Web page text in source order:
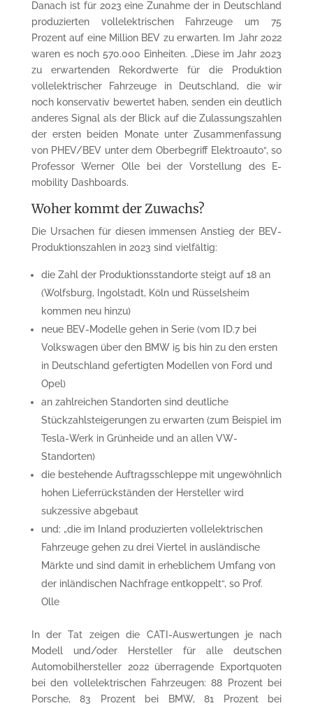
Danach ist für 2023 eine Zunahme der in Deutschland
produzierten vollelektrischen Fahrzeuge um 75
Prozent auf eine Million BEV zu erwarten. Im Jahr 2022
waren es noch 570.000 Einheiten. „Diese im Jahr 2023
zu erwartenden Rekordwerte für die Produktion
vollelektrischer Fahrzeuge in Deutschland, die wir
noch konservativ bewertet haben, senden ein deutlich
anderes Signal als der Blick auf die Zulassungszahlen
der ersten beiden Monate unter Zusammenfassung
von PHEV/BEV unter dem Oberbegriff Elektroauto“, so
Professor Werner Olle bei der Vorstellung des E-
mobility Dashboards.
Woher kommt der Zuwachs?
Die Ursachen für diesen immensen Anstieg der BEV-
Produktionszahlen in 2023 sind vielfältig:
die Zahl der Produktionsstandorte steigt auf 18 an
(Wolfsburg, Ingolstadt, Köln und Rüsselsheim
kommen neu hinzu)
neue BEV-Modelle gehen in Serie (vom ID.7 bei
Volkswagen über den BMW i5 bis hin zu den ersten
in Deutschland gefertigten Modellen von Ford und
Opel)
an zahlreichen Standorten sind deutliche
Stückzahlsteigerungen zu erwarten (zum Beispiel im
Tesla-Werk in Grünheide und an allen VW-
Standorten)
die bestehende Auftragsschleppe mit ungewöhnlich
hohen Lieferrückständen der Hersteller wird
sukzessive abgebaut
und: „die im Inland produzierten vollelektrischen
Fahrzeuge gehen zu drei Viertel in ausländische
Märkte und sind damit in erheblichem Umfang von
der inländischen Nachfrage entkoppelt“, so Prof.
Olle
In der Tat zeigen die CATI-Auswertungen je nach
Modell und/oder Hersteller für alle deutschen
Automobilhersteller 2022 überragende Exportquoten
bei den vollelektrischen Fahrzeugen: 88 Prozent bei
Porsche, 83 Prozent bei BMW, 81 Prozent bei